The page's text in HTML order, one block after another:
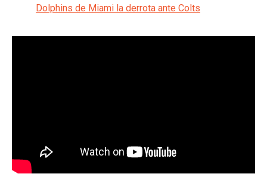
Dolphins de Miami la derrota ante Colts